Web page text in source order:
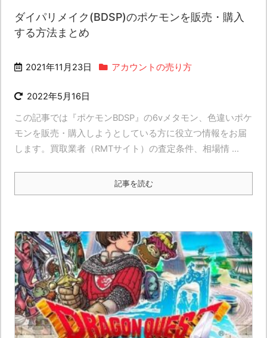
ダイパリメイク(BDSP)のポケモンを販売・購入
する方法まとめ
2021年11月23日 アカウントの売り方
2022年5月16日
この記事では『ポケモンBDSP』の6vメタモン、色違いポケ
モンを販売・購入しようとしている方に役立つ情報をお届
します。買取業者（RMTサイト）の査定条件、相場情 ...
記事を読む